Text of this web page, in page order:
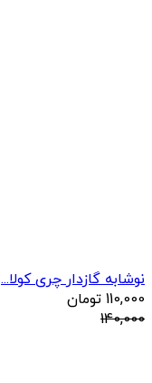
نوشابه گازدار چری کولا...
110,000 تومان
140,000